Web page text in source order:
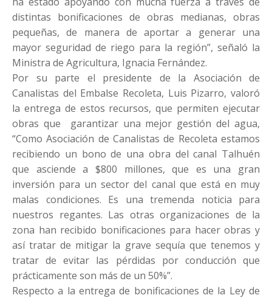
distintas bonificaciones de obras medianas, obras
pequeñas, de manera de aportar a generar una
mayor seguridad de riego para la región”, señaló la
Ministra de Agricultura, Ignacia Fernández.
Por su parte el presidente de la Asociación de
Canalistas del Embalse Recoleta, Luis Pizarro, valoró
la entrega de estos recursos, que permiten ejecutar
obras que garantizar una mejor gestión del agua,
“Como Asociación de Canalistas de Recoleta estamos
recibiendo un bono de una obra del canal Talhuén
que asciende a $800 millones, que es una gran
inversión para un sector del canal que está en muy
malas condiciones. Es una tremenda noticia para
nuestros regantes. Las otras organizaciones de la
zona han recibido bonificaciones para hacer obras y
así tratar de mitigar la grave sequía que tenemos y
tratar de evitar las pérdidas por conducción que
prácticamente son más de un 50%”.
Respecto a la entrega de bonificaciones de la Ley de